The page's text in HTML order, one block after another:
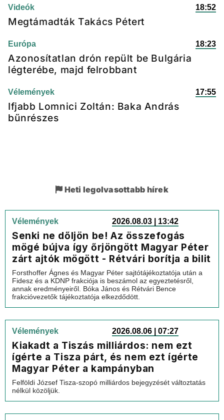
Videók 18:52
Megtámadták Takács Pétert
Európa 18:23
Azonosítatlan drón repült be Bulgária
légterébe, majd felrobbant
Vélemények 17:55
Ifjabb Lomnici Zoltán: Baka András
bűnrészes
Heti legolvasottabb hírek
Vélemények 2026.08.03 | 13:42
Senki ne dőljön be! Az összefogás
mögé bújva így őrjöngött Magyar Péter
zárt ajtók mögött - Rétvári borítja a bilit
Forsthoffer Ágnes és Magyar Péter sajtótájékoztatója után a
Fidesz és a KDNP frakciója is beszámol az egyeztetésről,
annak eredményeiről. Bóka János és Rétvári Bence
frakcióvezetők tájékoztatója elkezdődött.
Vélemények 2026.08.06 | 07:27
Kiakadt a Tiszás milliárdos: nem ezt
ígérte a Tisza párt, és nem ezt ígérte
Magyar Péter a kampányban
Felföldi József Tisza-szopó milliárdos bejegyzését változtatás
nélkül közöljük.